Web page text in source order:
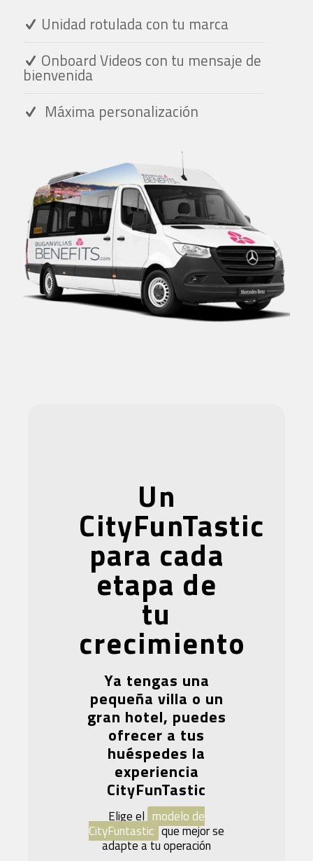
Unidad rotulada con tu marca
Onboard Videos con tu mensaje de
bienvenida
Máxima personalización
Un
CityFunTastic
para cada
etapa de
tu
crecimiento
Ya tengas una
pequeña villa o un
gran hotel, puedes
ofrecer a tus
huéspedes la
experiencia
CityFunTastic
Elige el modelo de
CityFuntastic que mejor se
adapte a tu operación